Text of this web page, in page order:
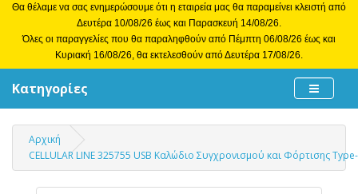
Θα θέλαμε να σας ενημερώσουμε ότι η εταιρεία μας θα παραμείνει κλειστή από
Δευτέρα 10/08/26 έως και Παρασκευή 14/08/26.
Όλες οι παραγγελίες που θα παραληφθούν από Πέμπτη 06/08/26 έως και
Κυριακή 16/08/26, θα εκτελεσθούν από Δευτέρα 17/08/26.
Κατηγορίες
Αρχική
CELLULAR LINE 325755 USB Καλώδιο Συγχρονισμού και Φόρτισης